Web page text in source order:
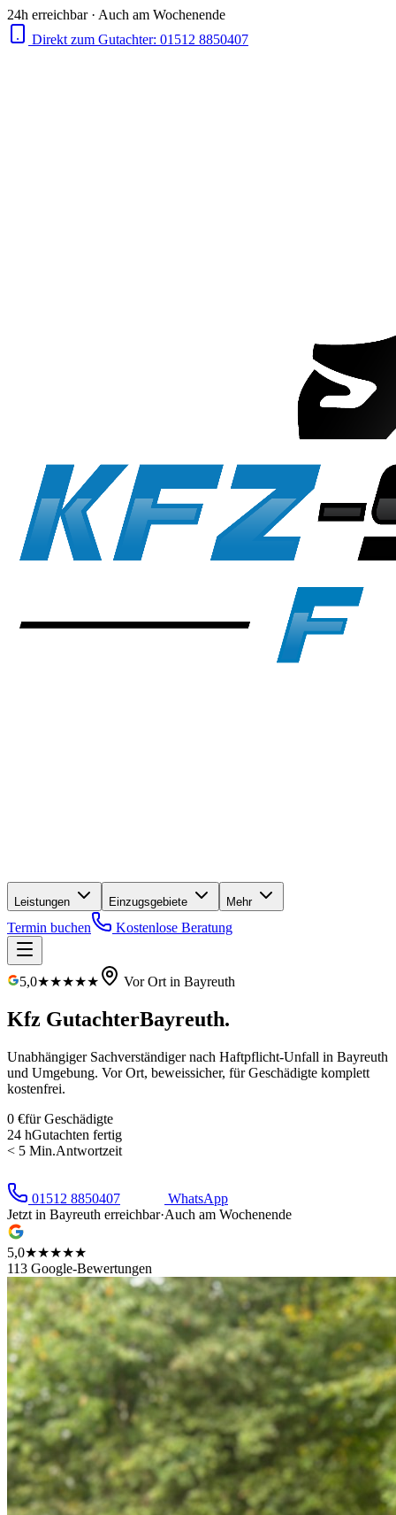
24h erreichbar · Auch am Wochenende
Direkt zum Gutachter: 01512 8850407
Leistungen Einzugsgebiete Mehr
Termin buchen Kostenlose Beratung
5,0★★★★★ Vor Ort in Bayreuth
Kfz GutachterBayreuth.
Unabhängiger Sachverständiger nach Haftpflicht-Unfall in Bayreuth
und Umgebung. Vor Ort, beweissicher, für Geschädigte komplett
kostenfrei.
0 €für Geschädigte
24 hGutachten fertig
< 5 Min.Antwortzeit
01512 8850407
WhatsApp
Jetzt in Bayreuth erreichbar·Auch am Wochenende
5,0★★★★★
113 Google-Bewertungen